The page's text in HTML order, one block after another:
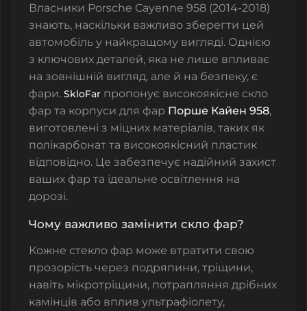
Власники Porsche Cayenne 958 (2014-2018)
знають, наскільки важливо зберегти цей
автомобіль у найкращому вигляді. Однією
з ключових деталей, яка не лише впливає
на зовнішній вигляд, але й на безпеку, є
фари. SkloFar пропонує високоякісне скло
фар та корпуси для фар Порше Кайен 958,
виготовлені з міцних матеріалів, таких як
полікарбонат та високоякісний пластик
відповідно. Це забезпечує надійний захист
ваших фар та ідеальне освітлення на
дорозі.
Чому важливо замінити скло фар?
Кожне стекло фар може втратити свою
прозорість через подряпини, тріщини,
навіть мікротріщини, потрапляння дрібних
камінців або вплив ультрафіолету,